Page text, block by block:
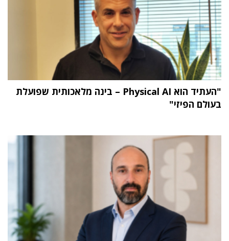
"העתיד הוא Physical AI – בינה מלאכותית שפועלת
בעולם הפיזי"